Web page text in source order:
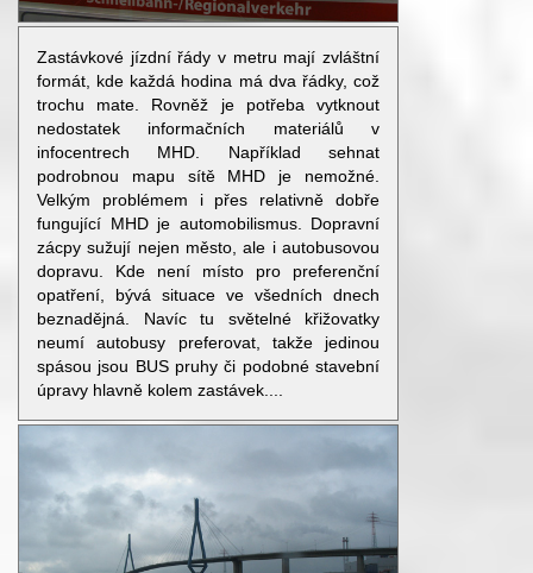
Zastávkové jízdní řády v metru mají zvláštní
formát, kde každá hodina má dva řádky, což
trochu mate. Rovněž je potřeba vytknout
nedostatek informačních materiálů v
infocentrech MHD. Například sehnat
podrobnou mapu sítě MHD je nemožné.
Velkým problémem i přes relativně dobře
fungující MHD je automobilismus. Dopravní
zácpy sužují nejen město, ale i autobusovou
dopravu. Kde není místo pro preferenční
opatření, bývá situace ve všedních dnech
beznadějná. Navíc tu světelné křižovatky
neumí autobusy preferovat, takže jedinou
spásou jsou BUS pruhy či podobné stavební
úpravy hlavně kolem zastávek....